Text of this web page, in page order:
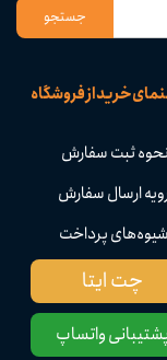
خرید از فروشگاه
نحوه ثبت سفارش
ارسال سفارش
شیوه‌های پرداخت
جستجو
پشتیبانی واتساپ
چت ایتا